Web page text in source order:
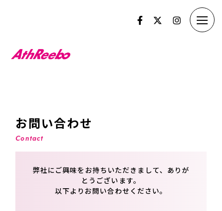
お問い合わせ
Contact
弊社にご興味をお持ちいただきまして、ありが
とうございます。
以下よりお問い合わせください。